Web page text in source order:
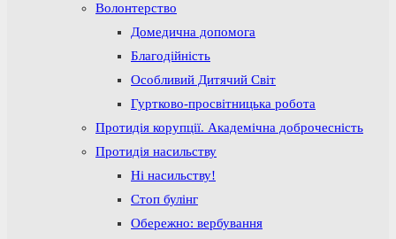
Волонтерство
Домедична допомога
Благодійність
Особливий Дитячий Світ
Гуртково-просвітницька робота
Протидія корупції. Академічна доброчесність
Протидія насильству
Ні насильству!
Стоп булінг
Обережно: вербування